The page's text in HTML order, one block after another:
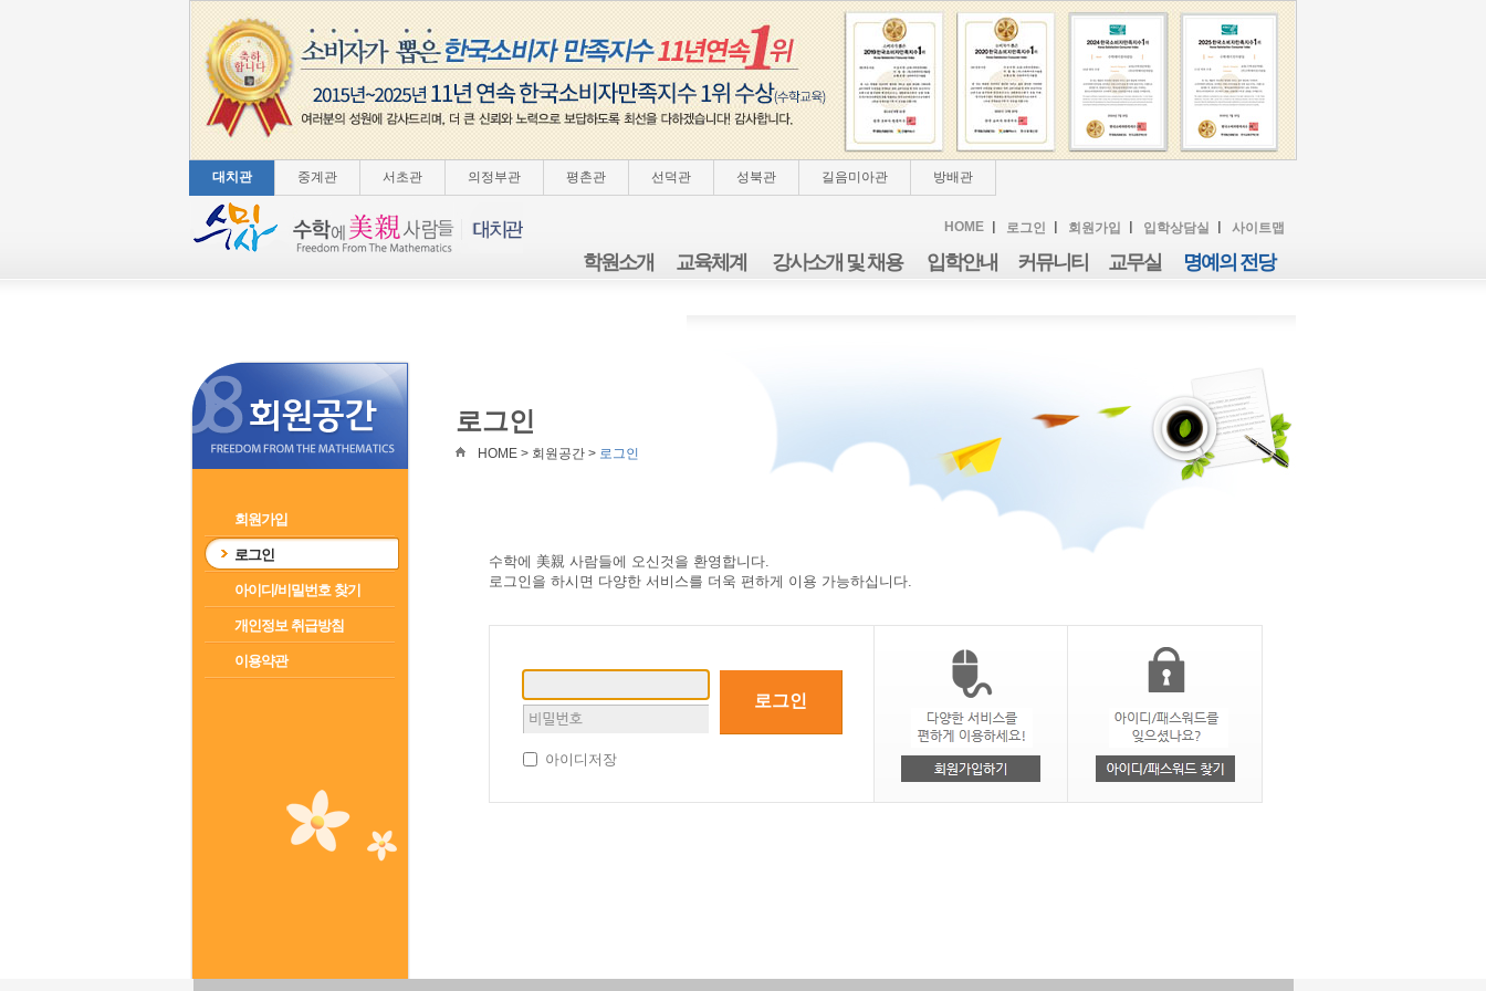
대치관 중계관 서초관 의정부관 평촌관 선덕관 성북관 길음미아관 방배관
HOME 로그인 회원가입 입학상담실 사이트맵
학원소개 교육체계 강사소개 및 채용 입학안내 커뮤니티 교무실 명예의 전당
회원가입
로그인
아이디/비밀번호 찾기
개인정보 취급방침
이용약관
로그인
HOME > 회원공간 > 로그인
수학에 美親 사람들에 오신것을 환영합니다.
로그인을 하시면 다양한 서비스를 더욱 편하게 이용 가능하십니다.
로그인
아이디저장